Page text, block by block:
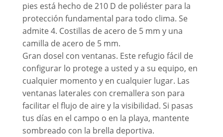
pies está hecho de 210 D de poliéster para la
protección fundamental para todo clima. Se
admite 4. Costillas de acero de 5 mm y una
camilla de acero de 5 mm.
Gran dosel con ventanas. Este refugio fácil de
configurar lo protege a usted y a su equipo, en
cualquier momento y en cualquier lugar. Las
ventanas laterales con cremallera son para
facilitar el flujo de aire y la visibilidad. Si pasas
tus días en el campo o en la playa, mantente
sombreado con la brella deportiva.